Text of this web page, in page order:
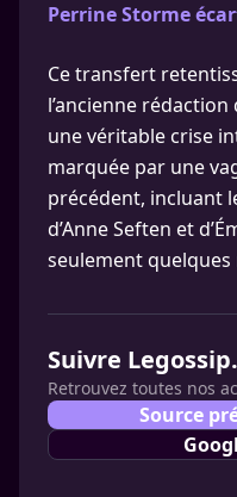
Perrine Storme
Ce transfert
l’ancienne
une véritable crise
marquée par une
précédent, incluant
d’Anne Seften et
seulement quelques
Suivre
Retrouvez toutes nos
Source